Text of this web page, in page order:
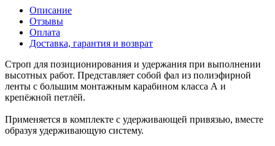
Описание
Отзывы
Оплата
Доставка, гарантия и возврат
Строп для позиционирования и удержания при выполнении
высотных работ. Представляет собой фал из полиэфирной
ленты с большим монтажным карабином класса А и
крепёжной петлёй.
Применяется в комплекте с удерживающей привязью, вместе
образуя удерживающую систему.